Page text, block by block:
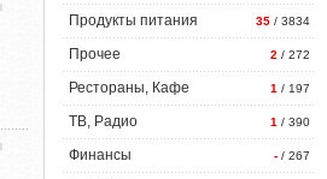
35 / 3834
Продукты питания
2 / 272
Прочее
1 / 197
Рестораны, Кафе
1 / 390
ТВ, Радио
- / 267
Финансы